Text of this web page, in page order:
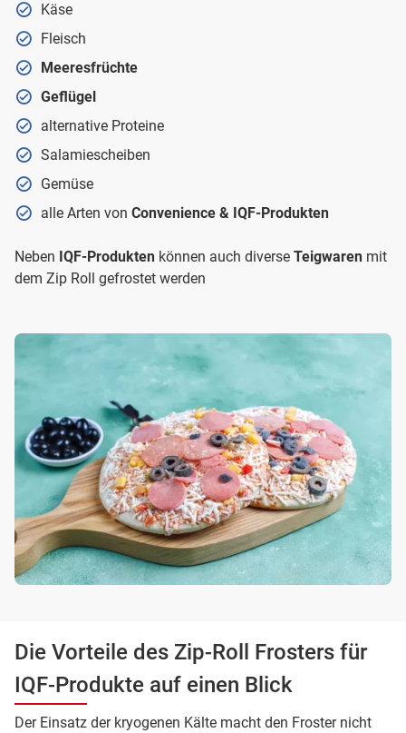
Käse
Fleisch
Meeresfrüchte
Geflügel
alternative Proteine
Salamiescheiben
Gemüse
alle Arten von Convenience & IQF-Produkten
Neben IQF-Produkten können auch diverse Teigwaren mit
dem Zip Roll gefrostet werden
Die Vorteile des Zip-Roll Frosters für
IQF-Produkte auf einen Blick
Der Einsatz der kryogenen Kälte macht den Froster nicht